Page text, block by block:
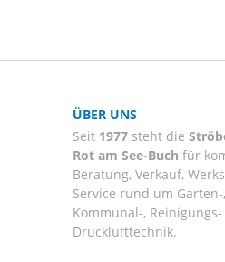
ÜBER UNS
Seit 1977 steht die
Rot am See-Buch für
Beratung, Verkauf,
Service rund um Garten-
Kommunal-,
Drucklufttechnik.